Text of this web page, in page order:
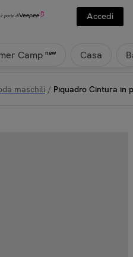
Accedi
Camp new Casa
maschili / Piquadro Cintura in